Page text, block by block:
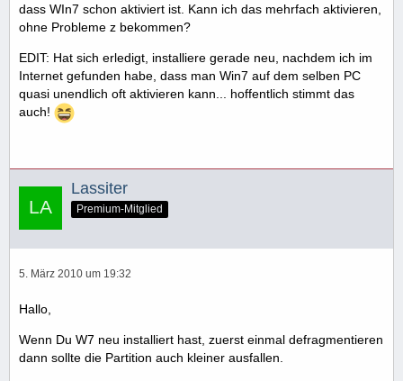
dass WIn7 schon aktiviert ist. Kann ich das mehrfach aktivieren,
ohne Probleme z bekommen?
EDIT: Hat sich erledigt, installiere gerade neu, nachdem ich im
Internet gefunden habe, dass man Win7 auf dem selben PC
quasi unendlich oft aktivieren kann... hoffentlich stimmt das
auch!
Lassiter
Premium-Mitglied
5. März 2010 um 19:32
Hallo,
Wenn Du W7 neu installiert hast, zuerst einmal defragmentieren
dann sollte die Partition auch kleiner ausfallen.